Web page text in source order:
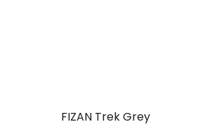
FIZAN Trek Grey